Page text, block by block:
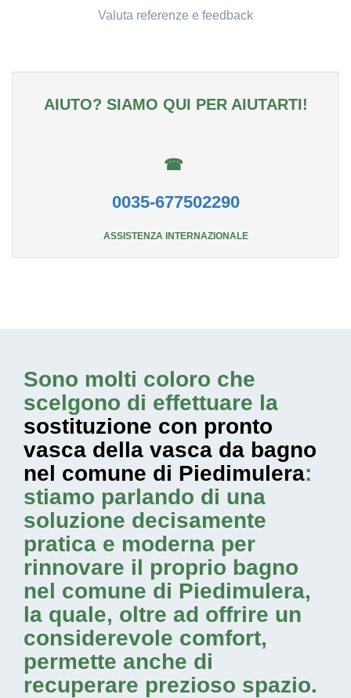
Valuta referenze e feedback
AIUTO? SIAMO QUI PER AIUTARTI!
☎
0035-677502290
ASSISTENZA INTERNAZIONALE
Sono molti coloro che
scelgono di effettuare la
sostituzione con pronto
vasca della vasca da bagno
nel comune di Piedimulera:
stiamo parlando di una
soluzione decisamente
pratica e moderna per
rinnovare il proprio bagno
nel comune di Piedimulera,
la quale, oltre ad offrire un
considerevole comfort,
permette anche di
recuperare prezioso spazio.